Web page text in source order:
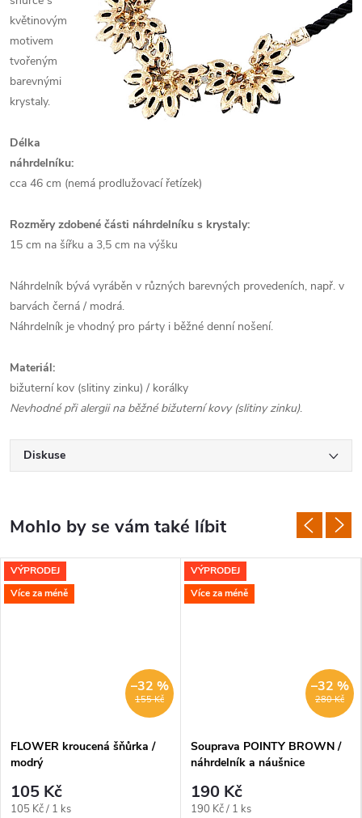
květinovým
motivem
tvořeným
barevnými
krystaly.
Délka
náhrdelníku:
cca 46 cm (nemá prodlužovací řetízek)
Rozměry zdobené části náhrdelníku s krystaly:
15 cm na šířku a 3,5 cm na výšku
Náhrdelník bývá vyráběn v různých barevných provedeních, např. v
barvách černá / modrá.
Náhrdelník je vhodný pro párty i běžné denní nošení.
Materiál:
bižuterní kov (slitiny zinku) / korálky
Nevhodné při alergii na běžné bižuterní kovy (slitiny zinku).
Diskuse
VÝPRODEJ
Více za méně
155 Kč
–32 %
FLOWER kroucená šňůrka /
modrý
105 Kč
Měrná
105 Kč / 1 ks
VÝPRODEJ
Více za méně
280 Kč
–32 %
Souprava POINTY BROWN /
náhrdelník a náušnice
190 Kč
Měrná
190 Kč / 1 ks